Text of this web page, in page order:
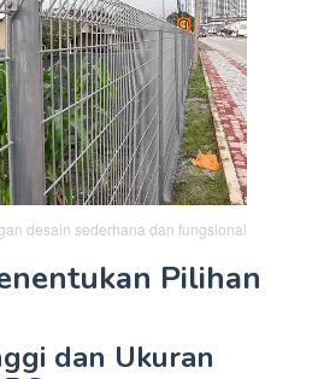
desain sederhana dan fungsional
Pilihan
dan Ukuran